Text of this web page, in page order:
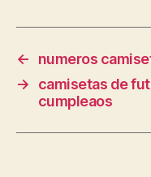
←
numeros
→
camisetas de
cumpleaos